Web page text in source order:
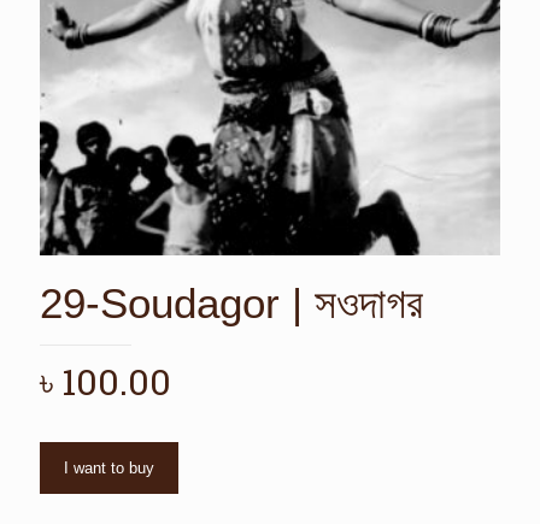
29-Soudagor | সওদাগর
৳ 100.00
I want to buy